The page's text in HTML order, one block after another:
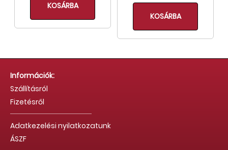
KOSÁRBA
KOSÁRBA
Információk:
Szállításról
Fizetésről
Adatkezelési nyilatkozatunk
ÁSZF